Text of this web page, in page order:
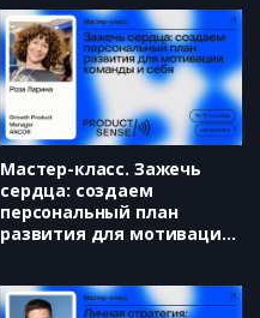
Мастер-класс. Зажечь
сердца: создаем
персональный план
развития для мотивации